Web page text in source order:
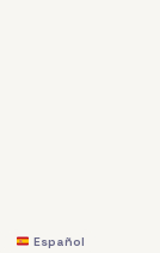
Español